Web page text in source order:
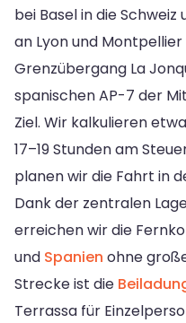
bei Basel in die
an Lyon und
Grenzübergang La
spanischen AP-7 der
Ziel. Wir kalkulieren
17–19 Stunden am
planen wir die Fahrt in
Dank der zentralen
erreichen wir die
und Spanien ohne
Strecke ist die
Terrassa für